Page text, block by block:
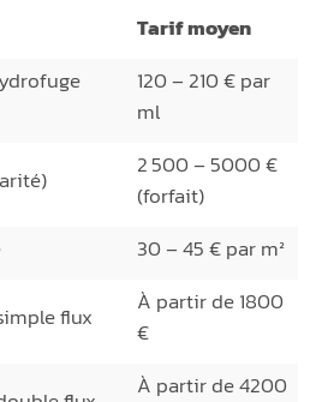
Tarif moyen
120 – 210 € par
ml
2 500 – 5000 €
(forfait)
30 – 45 € par m²
flux
À partir de 1800
€
À partir de 4200